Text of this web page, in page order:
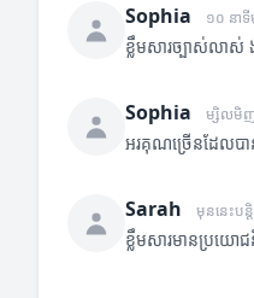
Sophia ១០ នា
ខ្លឹមសារច្បាស់ល
Sophia ម្សិលមិ
អរគុណច្រើនដែលប
Sarah មុននេះបន្
ខ្លឹមសារមានប្រយោ